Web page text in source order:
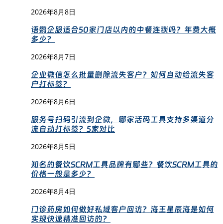
2026年8月8日
语鹦企服适合50家门店以内的中餐连锁吗？年费大概
多少？
2026年8月7日
企业微信怎么批量删除流失客户？如何自动给流失客
户打标签？
2026年8月6日
服务号扫码引流到企微，哪家活码工具支持多渠道分
流自动打标签？5家对比
2026年8月5日
知名的餐饮SCRM工具品牌有哪些？餐饮SCRM工具的
价格一般是多少？
2026年8月4日
门诊药房如何做好私域客户回访？海王星辰海是如何
实现快速精准回访的？